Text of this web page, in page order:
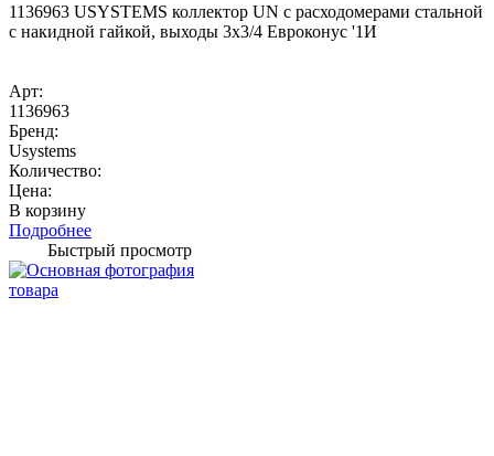
1136963 USYSTEMS коллектор UN с расходомерами стальной
с накидной гайкой, выходы 3x3/4 Евроконус '1И
Арт:
1136963
Бренд:
Usystems
Количество:
Цена:
В корзину
Подробнее
Быстрый просмотр